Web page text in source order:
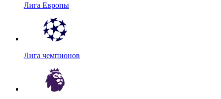
Лига Европы
Лига чемпионов